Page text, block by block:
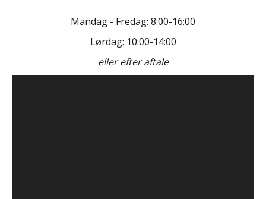
Mandag - Fredag: 8:00-16:00
Lørdag: 10:00-14:00
eller efter aftale